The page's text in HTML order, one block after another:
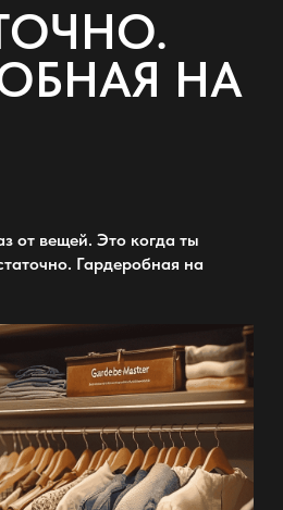
НА
от вещей. Это когда ты
Гардеробная на